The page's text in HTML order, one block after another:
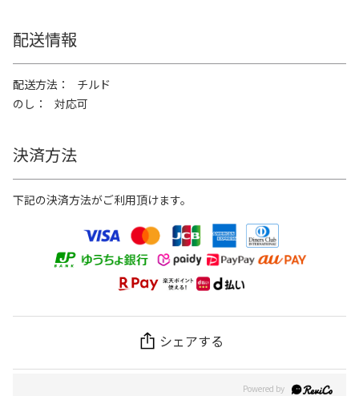
配送情報
配送方法
チルド
のし
対応可
決済方法
下記の決済方法がご利用頂けます。
シェアする